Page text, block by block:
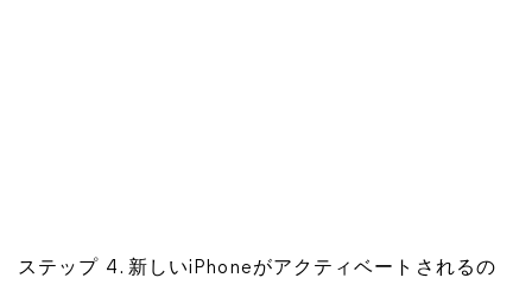
ステップ 4. 新しいiPhoneがアクティベートされるの